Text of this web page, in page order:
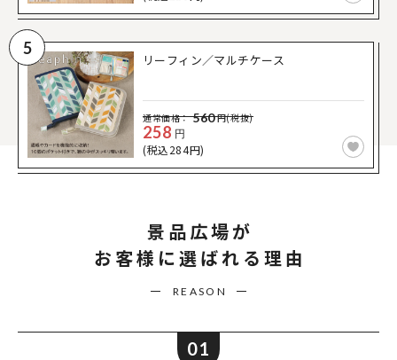
5
リーフィン／マルチケース
通常価格： 560円(税抜)
258 円
(税込284円)
景品広場が
お客様に選ばれる理由
REASON
01